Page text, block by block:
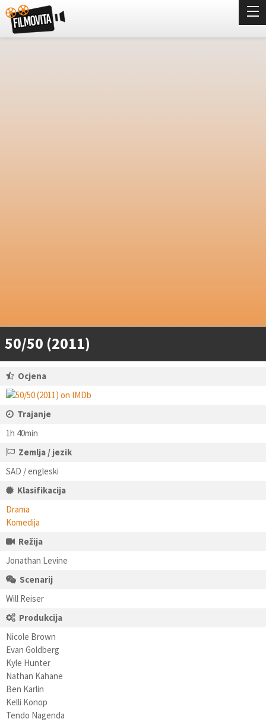
50/50 (2011)
Ocjena
Trajanje
1h 40min
Zemlja / jezik
SAD / engleski
Klasifikacija
Drama
Komedija
Režija
Jonathan Levine
Scenarij
Will Reiser
Produkcija
Nicole Brown
Evan Goldberg
Kyle Hunter
Nathan Kahane
Ben Karlin
Kelli Konop
Tendo Nagenda